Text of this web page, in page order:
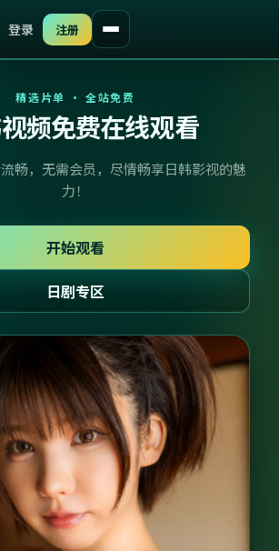
登录 注册
精选片单 · 全站免费
视频免费在线观看
畅，无需会员，尽情畅享日韩影视的魅
力！
开始观看
日剧专区